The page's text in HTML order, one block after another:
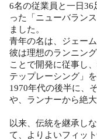
6名の従業員と一日
った「ニューバラン
ました。
青年の名は、ジェーム
彼は理想のランニン
ことで開発に従事し
テップレーシング」を
1970年代の後半に、
や、ランナーから絶
以来、伝統を継承し
て、よりよいフィッ